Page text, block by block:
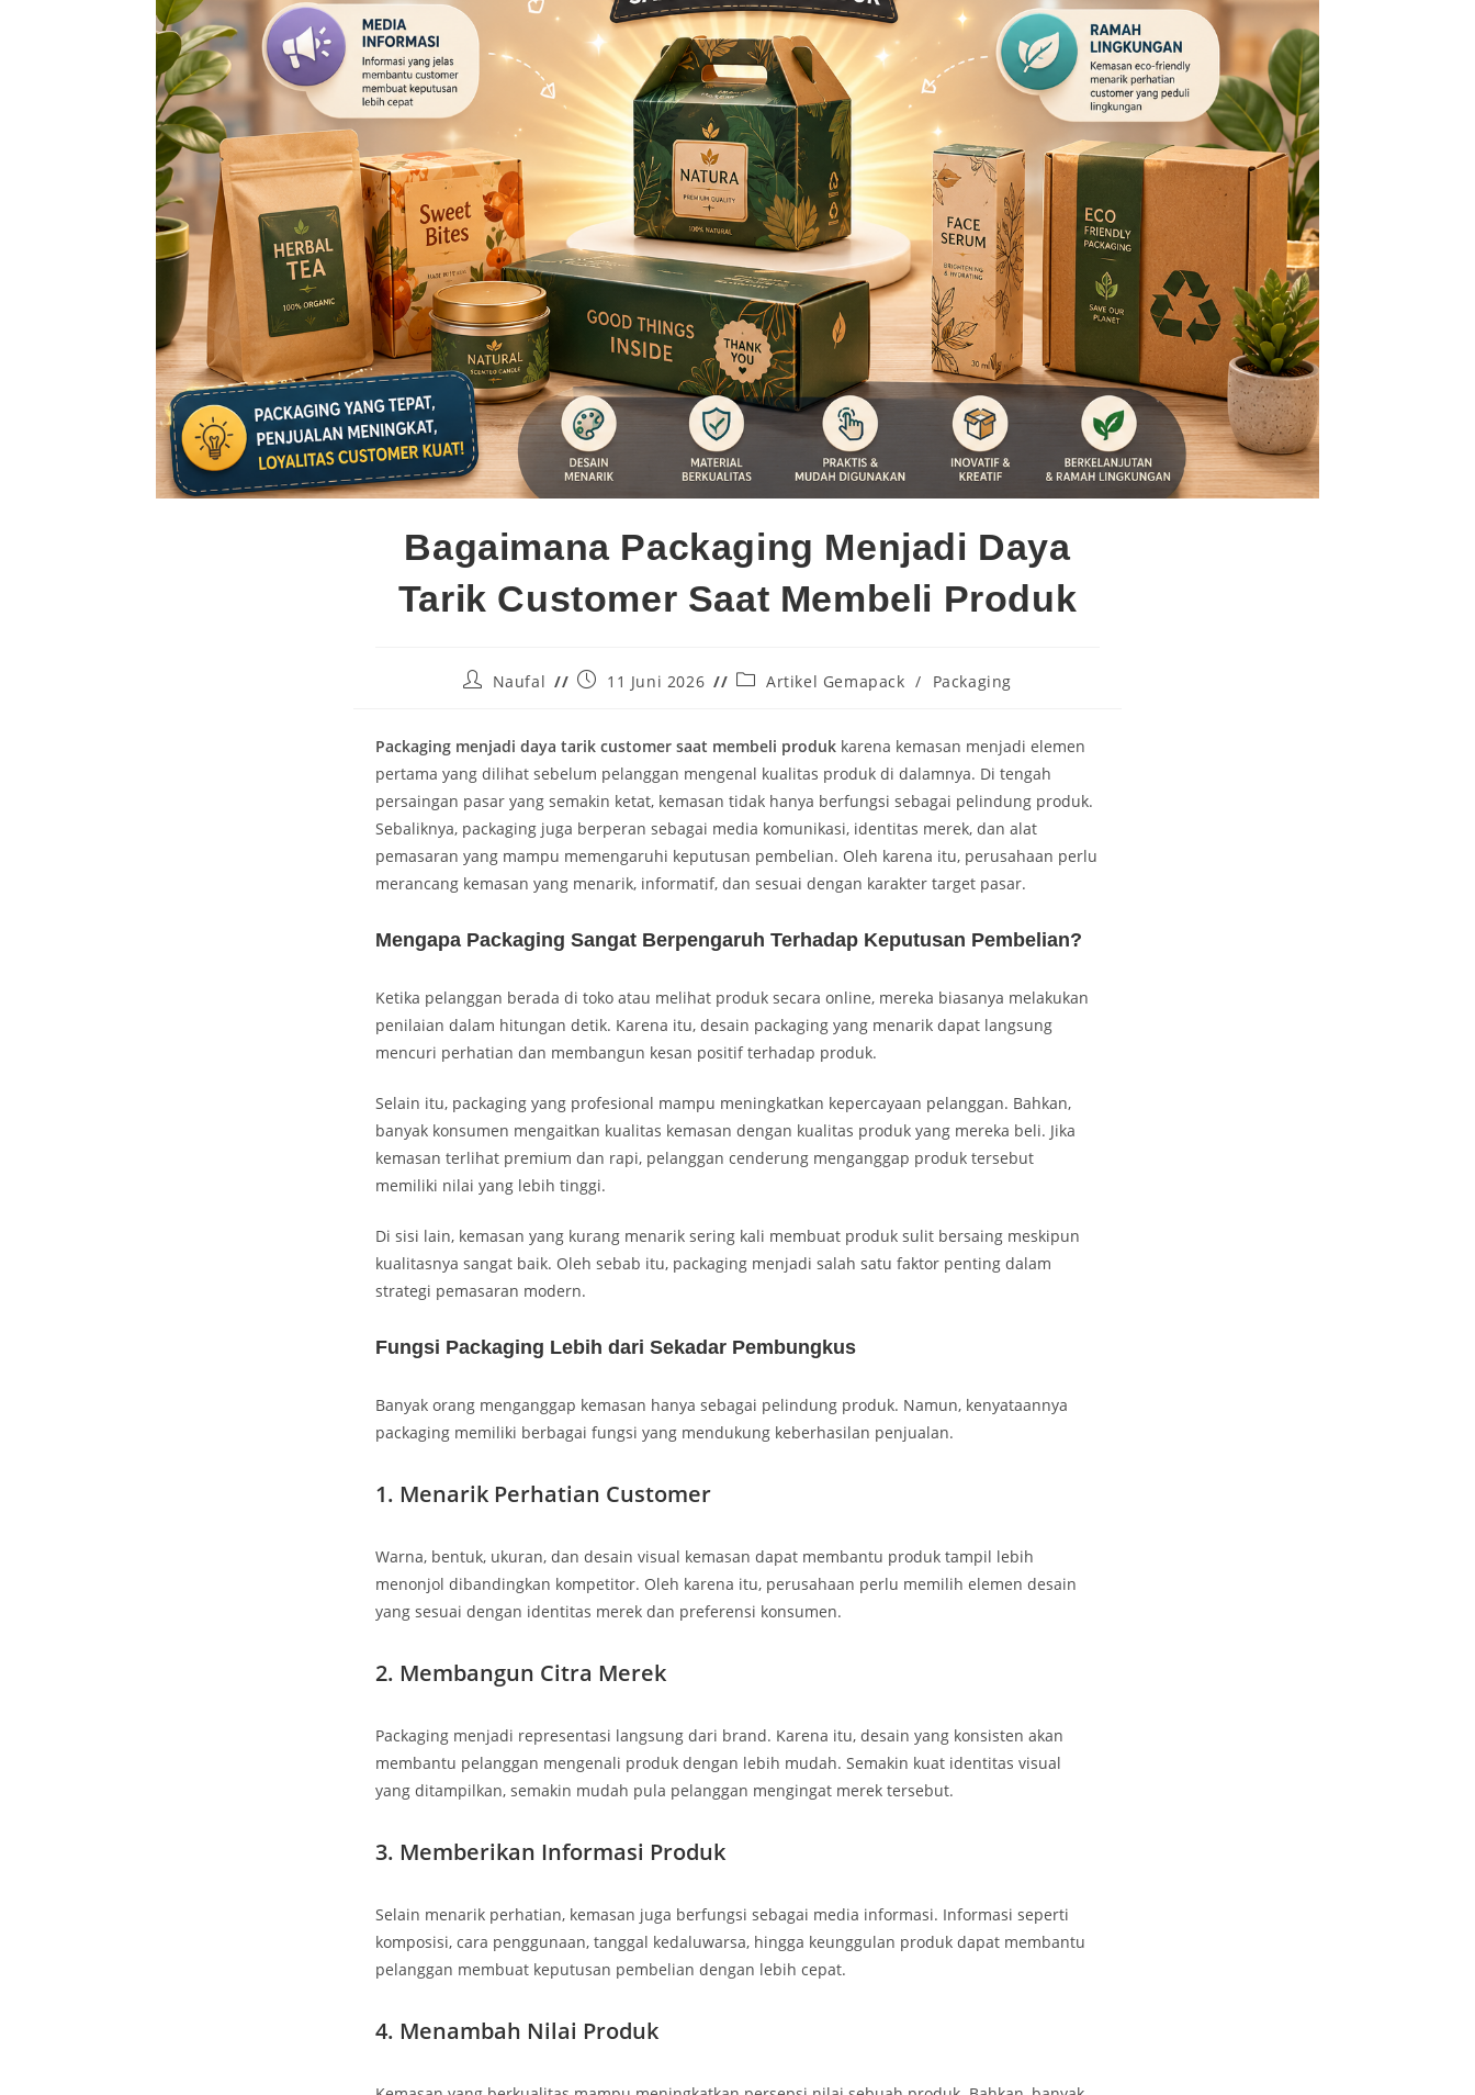
Bagaimana Packaging Menjadi Daya
Tarik Customer Saat Membeli Produk
Naufal 11 Juni 2026 Artikel Gemapack / Packaging
Packaging menjadi daya tarik customer saat membeli produk karena kemasan menjadi elemen
pertama yang dilihat sebelum pelanggan mengenal kualitas produk di dalamnya. Di tengah
persaingan pasar yang semakin ketat, kemasan tidak hanya berfungsi sebagai pelindung produk.
Sebaliknya, packaging juga berperan sebagai media komunikasi, identitas merek, dan alat
pemasaran yang mampu memengaruhi keputusan pembelian. Oleh karena itu, perusahaan perlu
merancang kemasan yang menarik, informatif, dan sesuai dengan karakter target pasar.
Mengapa Packaging Sangat Berpengaruh Terhadap Keputusan Pembelian?
Ketika pelanggan berada di toko atau melihat produk secara online, mereka biasanya melakukan
penilaian dalam hitungan detik. Karena itu, desain packaging yang menarik dapat langsung
mencuri perhatian dan membangun kesan positif terhadap produk.
Selain itu, packaging yang profesional mampu meningkatkan kepercayaan pelanggan. Bahkan,
banyak konsumen mengaitkan kualitas kemasan dengan kualitas produk yang mereka beli. Jika
kemasan terlihat premium dan rapi, pelanggan cenderung menganggap produk tersebut
memiliki nilai yang lebih tinggi.
Di sisi lain, kemasan yang kurang menarik sering kali membuat produk sulit bersaing meskipun
kualitasnya sangat baik. Oleh sebab itu, packaging menjadi salah satu faktor penting dalam
strategi pemasaran modern.
Fungsi Packaging Lebih dari Sekadar Pembungkus
Banyak orang menganggap kemasan hanya sebagai pelindung produk. Namun, kenyataannya
packaging memiliki berbagai fungsi yang mendukung keberhasilan penjualan.
1. Menarik Perhatian Customer
Warna, bentuk, ukuran, dan desain visual kemasan dapat membantu produk tampil lebih
menonjol dibandingkan kompetitor. Oleh karena itu, perusahaan perlu memilih elemen desain
yang sesuai dengan identitas merek dan preferensi konsumen.
2. Membangun Citra Merek
Packaging menjadi representasi langsung dari brand. Karena itu, desain yang konsisten akan
membantu pelanggan mengenali produk dengan lebih mudah. Semakin kuat identitas visual
yang ditampilkan, semakin mudah pula pelanggan mengingat merek tersebut.
3. Memberikan Informasi Produk
Selain menarik perhatian, kemasan juga berfungsi sebagai media informasi. Informasi seperti
komposisi, cara penggunaan, tanggal kedaluwarsa, hingga keunggulan produk dapat membantu
pelanggan membuat keputusan pembelian dengan lebih cepat.
4. Menambah Nilai Produk